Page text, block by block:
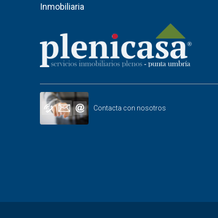
Inmobiliaria
Contacta con nosotros